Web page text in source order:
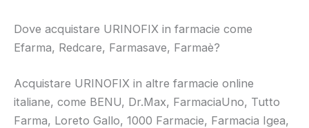
Dove acquistare URINOFIX in farmacie come
Efarma, Redcare, Farmasave, Farmaè?
Acquistare URINOFIX in altre farmacie online
italiane, come BENU, Dr.Max, FarmaciaUno, Tutto
Farma, Loreto Gallo, 1000 Farmacie, Farmacia Igea,